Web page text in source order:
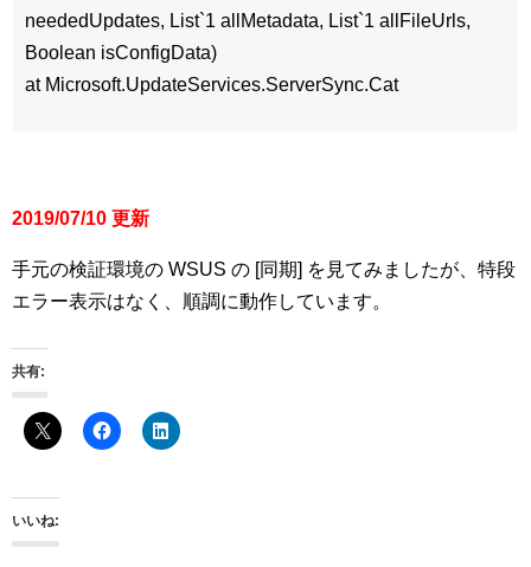
neededUpdates, List`1 allMetadata, List`1 allFileUrls,
Boolean isConfigData)
at Microsoft.UpdateServices.ServerSync.Cat
2019/07/10 更新
手元の検証環境の WSUS の [同期] を見てみましたが、特段
エラー表示はなく、順調に動作しています。
共有:
いいね: